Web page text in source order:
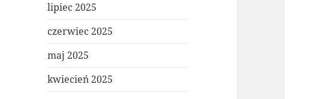
lipiec 2025
czerwiec 2025
maj 2025
kwiecień 2025